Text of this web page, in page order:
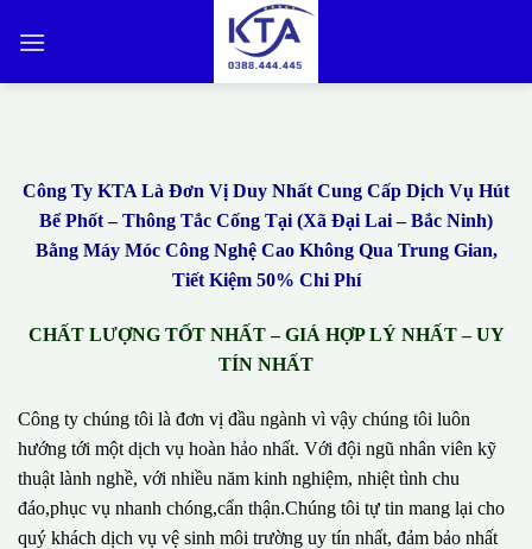
qua
Công Ty KTA Là Đơn Vị Duy Nhất Cung Cấp Dịch Vụ Hút
Bể Phốt – Thông Tắc Cống Tại (Xã Đại Lai – Bắc Ninh)
Bằng Máy Móc Công Nghệ Cao Không Qua Trung Gian,
Tiết Kiệm 50% Chi Phí
CHẤT LƯỢNG TỐT NHẤT – GIÁ HỢP LÝ NHẤT – UY
TÍN NHẤT
Công ty chúng tôi là đơn vị đầu ngành vì vậy chúng tôi luôn
hướng tới một dịch vụ hoàn hảo nhất. Với đội ngũ nhân viên kỹ
thuật lành nghề, với nhiều năm kinh nghiệm, nhiệt tình chu
đáo,phục vụ nhanh chóng,cẩn thận.Chúng tôi tự tin mang lại cho
quý khách dịch vụ vệ sinh môi trường uy tín nhất, đảm bảo nhất